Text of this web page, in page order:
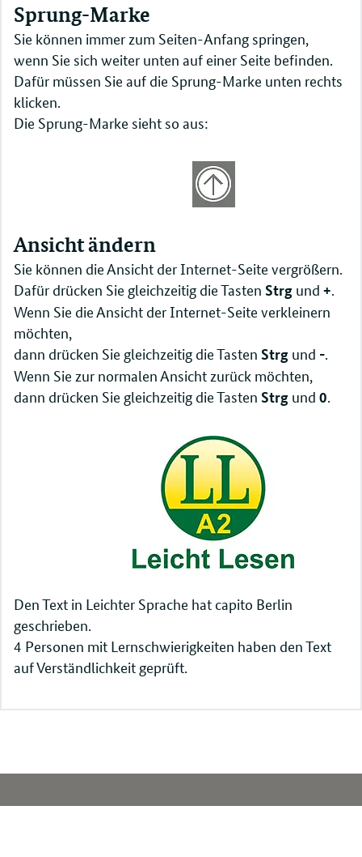
Sprung-Marke
Sie können immer zum Seiten-Anfang springen,
wenn Sie sich weiter unten auf einer Seite befinden.
Dafür müssen Sie auf die Sprung-Marke unten rechts
klicken.
Die Sprung-Marke sieht so aus:
Ansicht ändern
Sie können die Ansicht der Internet-Seite vergrößern.
Dafür drücken Sie gleichzeitig die Tasten Strg und +
Wenn Sie die Ansicht der Internet-Seite verkleinern
möchten,
dann drücken Sie gleichzeitig die Tasten Strg und -
Wenn Sie zur normalen Ansicht zurück möchten,
dann drücken Sie gleichzeitig die Tasten Strg und 0
Den Text in Leichter Sprache hat capito Berlin
geschrieben.
4 Personen mit Lernschwierigkeiten haben den Text
auf Verständlichkeit geprüft.
Service